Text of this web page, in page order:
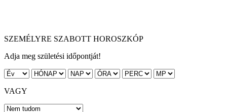
SZEMÉLYRE SZABOTT HOROSZKÓP
Adja meg születési időpontját!
VAGY